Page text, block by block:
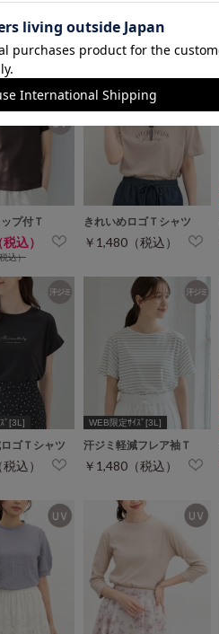
税込） ￥1,480（税込）
プ付Ｔ
込）
込）
きれいめロゴＴシャツ
￥1,480（税込）
ﾞ[3L]
ゴＴシャツ
込）
WEB限定ｻｲｽﾞ[3L]
汗ジミ軽減フレア袖Ｔ
￥1,480（税込）